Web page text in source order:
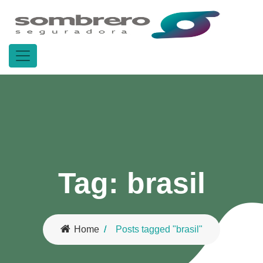
Tag: brasil
Home Posts tagged "brasil"